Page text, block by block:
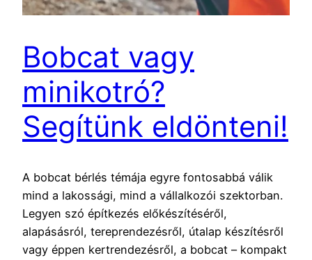
Bobcat vagy
minikotró?
Segítünk eldönteni!
A bobcat bérlés témája egyre fontosabbá válik
mind a lakossági, mind a vállalkozói szektorban.
Legyen szó építkezés előkészítéséről,
alapásásról, tereprendezésről, útalap készítésről
vagy éppen kertrendezésről, a bobcat – kompakt